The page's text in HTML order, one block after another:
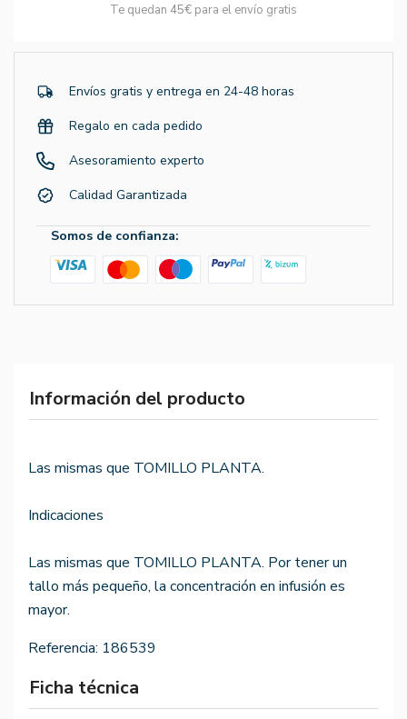
Te quedan 45€ para el envío gratis
Envíos gratis y entrega en 24-48 horas
Regalo en cada pedido
Asesoramiento experto
Calidad Garantizada
Somos de confianza:
Información del producto
Las mismas que TOMILLO PLANTA.
Indicaciones
Las mismas que TOMILLO PLANTA. Por tener un
tallo más pequeño, la concentración en infusión es
mayor.
Referencia: 186539
Ficha técnica